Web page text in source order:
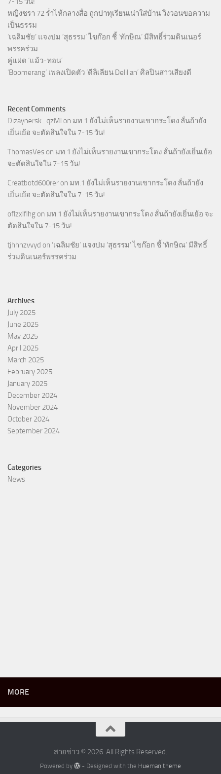
หญิงชรา 72 ร่ำไห้กลางสื่อ ถูกปาทุเรียนเน่าใส่บ้าน วิงวอนขอความ
เป็นธรรม
‘เฉลิมชัย’ แจงปม ‘สุธรรม’ ไขก๊อก ชี้ ‘ทักษิณ’ มีสิทธิ์ร่วมดินเนอร์
พรรคร่วม
คู่แฝด ‘แม้ว-ทอน’
‘Boomerang’ เพลงเปิดตัว ‘ดีลิเลียน Delilian’ ศิลปินสาวเสียงดี
Recent Comments
Dizaynersk_qzMl on มท.1 ยังไม่เห็นรายงานเขากระโดง ลั่นถ้ายัง
เยิ่นเย้อ จะตัดสินใจใน 7-15 วัน!
ThomasVes on มท.1 ยังไม่เห็นรายงานเขากระโดง ลั่นถ้ายังเยิ่นเย้อ
จะตัดสินใจใน 7-15 วัน!
Creatbotd600rer on มท.1 ยังไม่เห็นรายงานเขากระโดง ลั่นถ้ายัง
เยิ่นเย้อ จะตัดสินใจใน 7-15 วัน!
oflzxlflhg on มท.1 ยังไม่เห็นรายงานเขากระโดง ลั่นถ้ายังเยิ่นเย้อ จะ
ตัดสินใจใน 7-15 วัน!
tjhhhzvvyd on ‘เฉลิมชัย’ แจงปม ‘สุธรรม’ ไขก๊อก ชี้ ‘ทักษิณ’ มีสิทธิ์
ร่วมดินเนอร์พรรคร่วม
Archives
July 2025
June 2025
May 2025
April 2025
March 2025
February 2025
January 2025
December 2024
November 2024
October 2024
September 2024
Categories
News
MORE
สายข่าว © 2026. All Rights Reserved.
Powered by - Designed with the Hueman theme